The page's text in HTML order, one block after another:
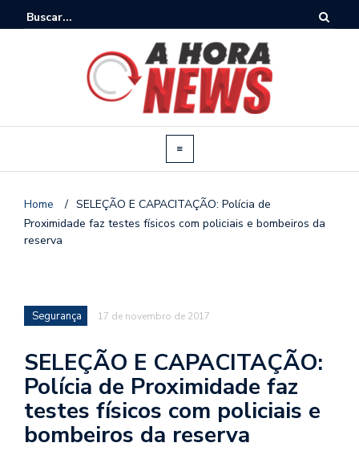
Home / SELEÇÃO E CAPACITAÇÃO: Polícia de
Proximidade faz testes físicos com policiais e bombeiros da
reserva
Segurança 17 de novembro de 2017
SELEÇÃO E CAPACITAÇÃO:
Polícia de Proximidade faz
testes físicos com policiais e
bombeiros da reserva